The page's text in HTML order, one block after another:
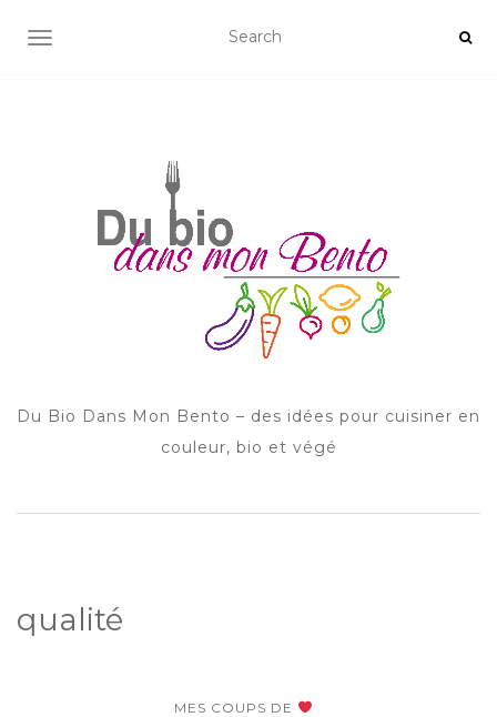
AFFICHER/MASQUER LA NAVIGATION
Du Bio Dans Mon Bento – des idées pour cuisiner en
couleur, bio et végé
qualité
MES COUPS DE